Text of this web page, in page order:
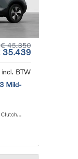
€ 45.350
35.439
incl. BTW
Mild-
Clutch